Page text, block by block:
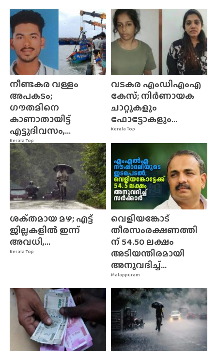
Kerala Top
നീണ്ടകര വള്ളം
അപകടം;
ഗൗതമിനെ
കാണാതായിട്ട്
എട്ടുദിവസം,...
Kerala Top
വടകര എംഡിഎംഎ
കേസ്; നിർണായക
ചാറ്റുകളും
ഫോട്ടോകളും...
Kerala Top
ശക്‌തമായ മഴ; എട്ട്
ജില്ലകളിൽ ഇന്ന്
അവധി,...
Malappuram
വെളിയങ്കോട്
തീരസംരക്ഷണത്തി
ന് 54.50 ലക്ഷം
അടിയന്തിരമായി
അനുവദിച്ച്...